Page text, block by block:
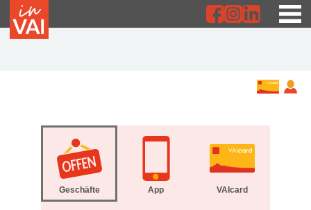
Geschäfte App VAIcard